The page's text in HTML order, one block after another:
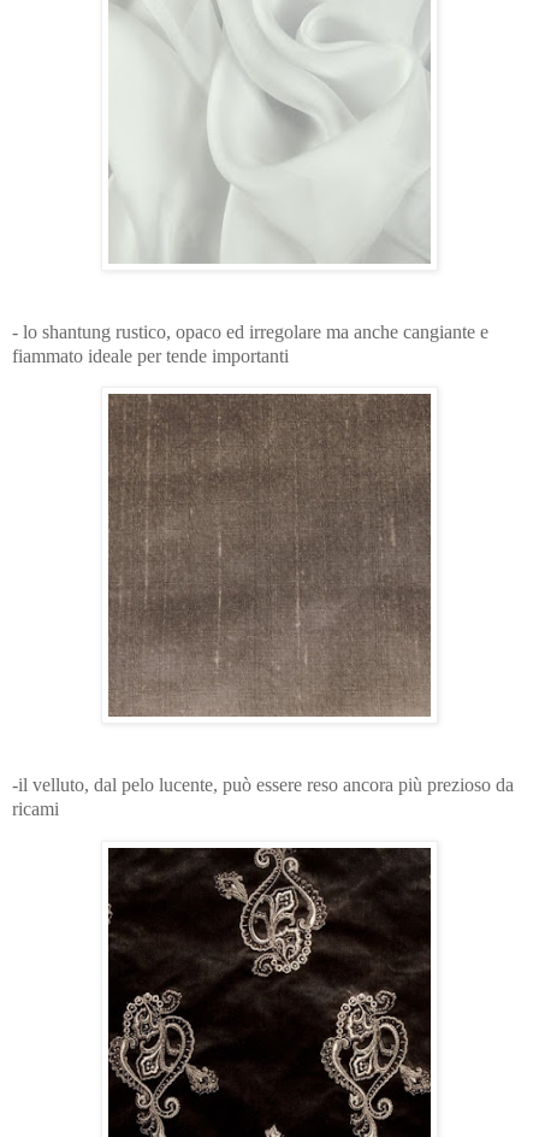
- lo shantung rustico, opaco ed irregolare ma anche cangiante e
fiammato ideale per tende importanti
-il velluto, dal pelo lucente, può essere reso ancora più prezioso da
ricami